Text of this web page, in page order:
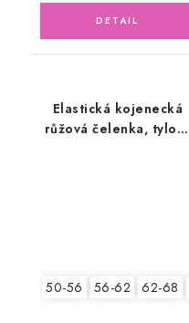
Elastická kojenecká
růžová čelenka, tylový
50-56 56-62 62-68